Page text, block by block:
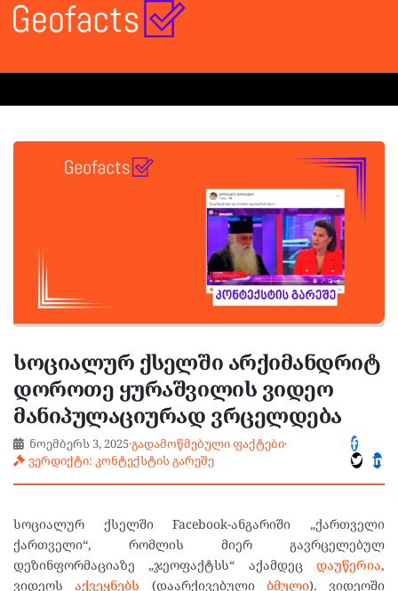
სოციალურ ქსელში არქიმანდრიტ
დოროთე ყურაშვილის ვიდეო
მანიპულაციურად ვრცელდება
ნოემბერს 3, 2025·გადამოწმებული ფაქტები·
ვერდიქტი: კონტექსტის გარეშე
სოციალურ ქსელში Facebook-ანგარიში „ქართველი
ქართველი“, რომლის მიერ გავრცელებულ
დეზინფორმაციაზე „ჯეოფაქტსს“ აქამდეც დაუწერია,
ვიდეოსაქვეყნებს (დაარქივებული ბმული). ვიდეოში